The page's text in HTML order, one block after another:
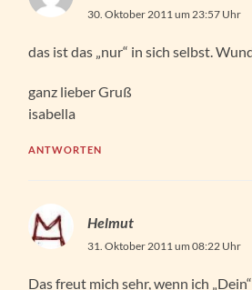
30. Oktober 2011 um 23:57 Uhr
das ist das „nur“ in sich selbst.
ganz lieber Gruß
isabella
ANTWORTEN
Helmut
31. Oktober 2011 um 08:22 Uhr
Das freut mich sehr, wenn ich